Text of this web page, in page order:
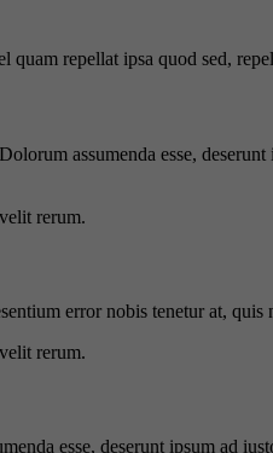
repellat ipsa quod sed,
assumenda esse,
rerum.
error nobis tenetur at,
rerum.
esse, deserunt ipsum ad